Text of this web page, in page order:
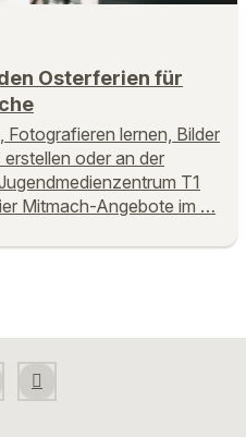
Osterferien für
Fotografieren lernen, Bilder
oder an der
T1
Mitmach-Angebote im …